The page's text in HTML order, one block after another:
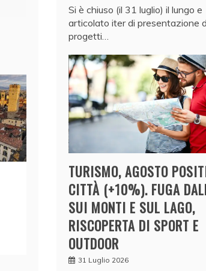
Si è chiuso (il 31 luglio) il lungo e
articolato iter di presentazione
progetti…
TURISMO, AGOSTO
CITTÀ (+10%). FUGA
SUI MONTI E SUL LAGO,
RISCOPERTA DI SPORT E
OUTDOOR
31 Luglio 2026